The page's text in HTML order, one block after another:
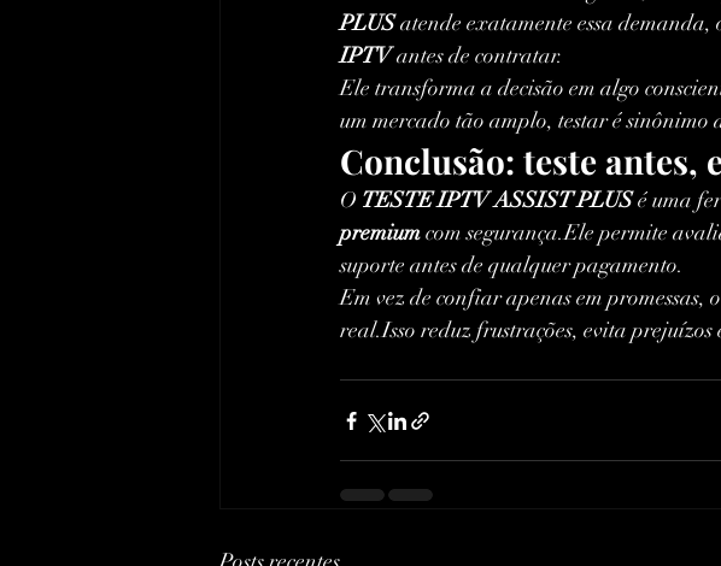
PLUS atende exatamente essa
IPTV antes de contratar.
Ele transforma a decisão em algo
um mercado tão amplo, testar é sinônimo
Conclusão: teste antes,
O TESTE IPTV ASSIST PLUS é uma
premium com segurança.Ele permite
suporte antes de qualquer pagamento.
Em vez de confiar apenas em promessas,
real.Isso reduz frustrações, evita